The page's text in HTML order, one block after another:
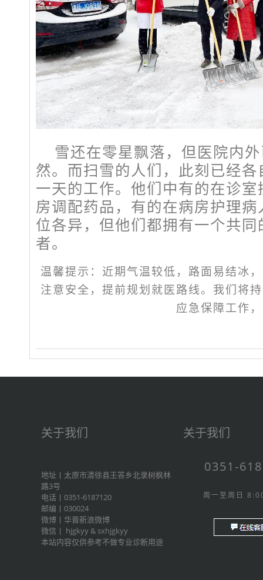
雪还在零星飘落，但医院内
然。而扫雪的人们，此刻已经
一天的工作。他们中有的在诊
房调配药品，有的在病房护理
位各异，但他们都拥有一个共
者。
温馨提示：近期气温较低，路面易结冰
注意安全，提前规划就医路线。我们将
应急保障工作
关于我们
地址丨太原市清徐县王答乡北录树枫林
路3号
电话丨0351-6187120
邮编丨030024
微博丨 华晋新浪微博
微信丨 hjgkyy & sxhjgkyy
本站内容仅供参考不做专业诊断用途
关于我们
0351-
周一至周日